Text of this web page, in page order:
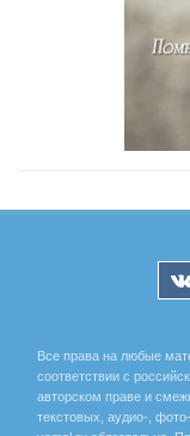
Все права на любые
соответствии с
авторском праве и
текстовых, аудио-,